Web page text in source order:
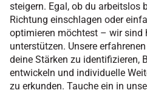
steigern. Egal, ob du arbeitslos
Richtung einschlagen oder
optimieren möchtest – wir sind
unterstützen. Unsere
deine Stärken zu identifizieren,
entwickeln und individuelle
zu erkunden. Tauche ein in